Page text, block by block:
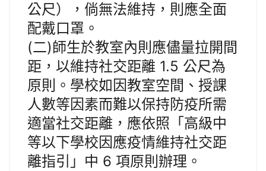
公尺），倘無法維持，則應全面
配戴口罩。
(二)師生於教室內則應儘量拉開間
距，以維持社交距離 1.5 公尺為
原則。學校如因教室空間、授課
人數等因素而難以保持防疫所需
適當社交距離，應依照「高級中
等以下學校因應疫情維持社交距
離指引」中 6 項原則辦理。